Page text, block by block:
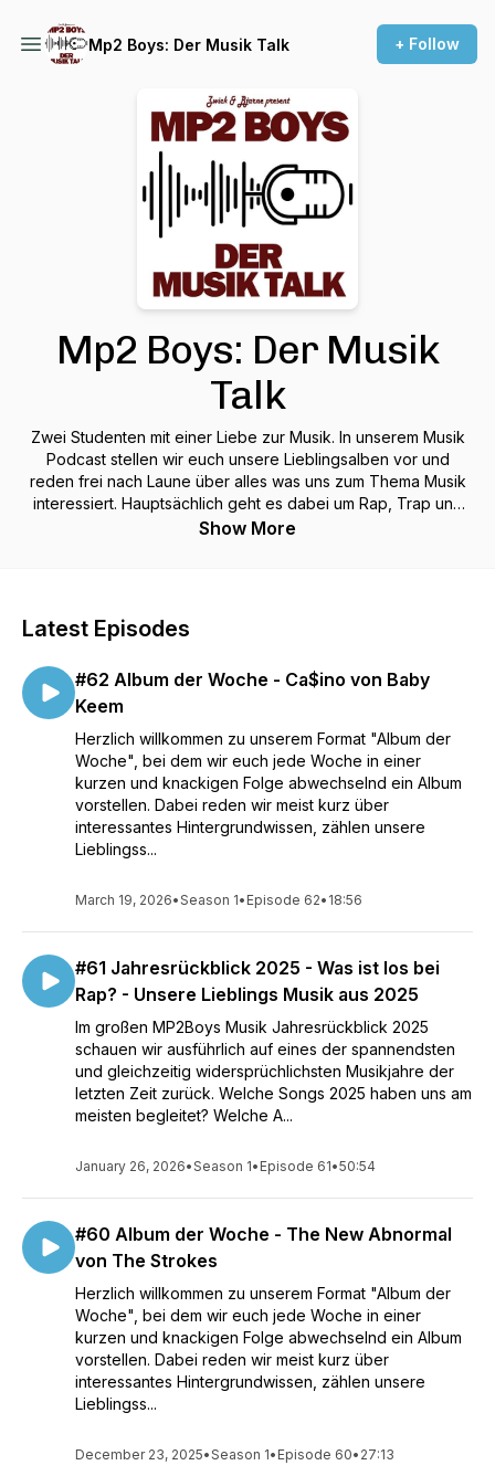
Mp2 Boys: Der Musik Talk + Follow
Mp2 Boys: Der Musik
Talk
Zwei Studenten mit einer Liebe zur Musik. In unserem Musik
Podcast stellen wir euch unsere Lieblingsalben vor und
reden frei nach Laune über alles was uns zum Thema Musik
interessiert. Hauptsächlich geht es dabei um Rap, Trap und
RnB, aber bei guter Musik schränken wir uns nicht ein! Der
München und haben neben dem Podcast noch die Weekly-
Folgt uns außerdem auf Instagram @mp2boys und Twitter
@Mp2Boys_Podcast, um keine Neuigkeiten zu verpassen!
Show More
Latest Episodes
#62 Album der Woche - Ca$ino von Baby
Keem
Herzlich willkommen zu unserem Format "Album der
Woche", bei dem wir euch jede Woche in einer
kurzen und knackigen Folge abwechselnd ein Album
vorstellen. Dabei reden wir meist kurz über
interessantes Hintergrundwissen, zählen unsere
Lieblingss...
March 19, 2026•Season 1• Episode 62• 18:56
#61 Jahresrückblick 2025 - Was ist los bei
Rap? - Unsere Lieblings Musik aus 2025
Im großen MP2Boys Musik Jahresrückblick 2025
schauen wir ausführlich auf eines der spannendsten
und gleichzeitig widersprüchlichsten Musikjahre der
letzten Zeit zurück. Welche Songs 2025 haben uns am
meisten begleitet? Welche A...
January 26, 2026•Season 1• Episode 61•50:54
#60 Album der Woche - The New Abnormal
von The Strokes
Herzlich willkommen zu unserem Format "Album der
Woche", bei dem wir euch jede Woche in einer
kurzen und knackigen Folge abwechselnd ein Album
vorstellen. Dabei reden wir meist kurz über
interessantes Hintergrundwissen, zählen unsere
Lieblingss...
December 23, 2025•Season 1• Episode 60• 27:13